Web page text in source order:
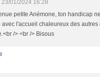
23/01/2024 16:28
petite Anémone, ton handicap
avec l'accueil chaleureux des
/> <br /> Bisous